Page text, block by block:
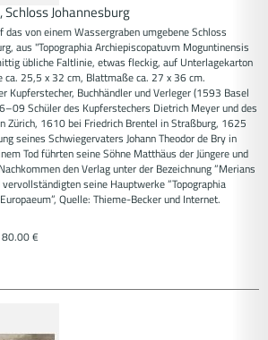
Johannesburg
das von einem Wassergraben umgebene Schloss
aus "Topographia Archiepiscopatuvm Moguntinensis
übliche Faltlinie, etwas fleckig, auf Unterlagekarton
25,5 x 32 cm, Blattmaße ca. 27 x 36 cm.
Kupferstecher, Buchhändler und Verleger (1593 Basel
Schüler des Kupferstechers Dietrich Meyer und des
Zürich, 1610 bei Friedrich Brentel in Straßburg, 1625
seines Schwiegervaters Johann Theodor de Bry in
Tod führten seine Söhne Matthäus der Jüngere und
den Verlag unter der Bezeichnung ”Merians
seine Hauptwerke ”Topographia
Quelle: Thieme-Becker und Internet.
€